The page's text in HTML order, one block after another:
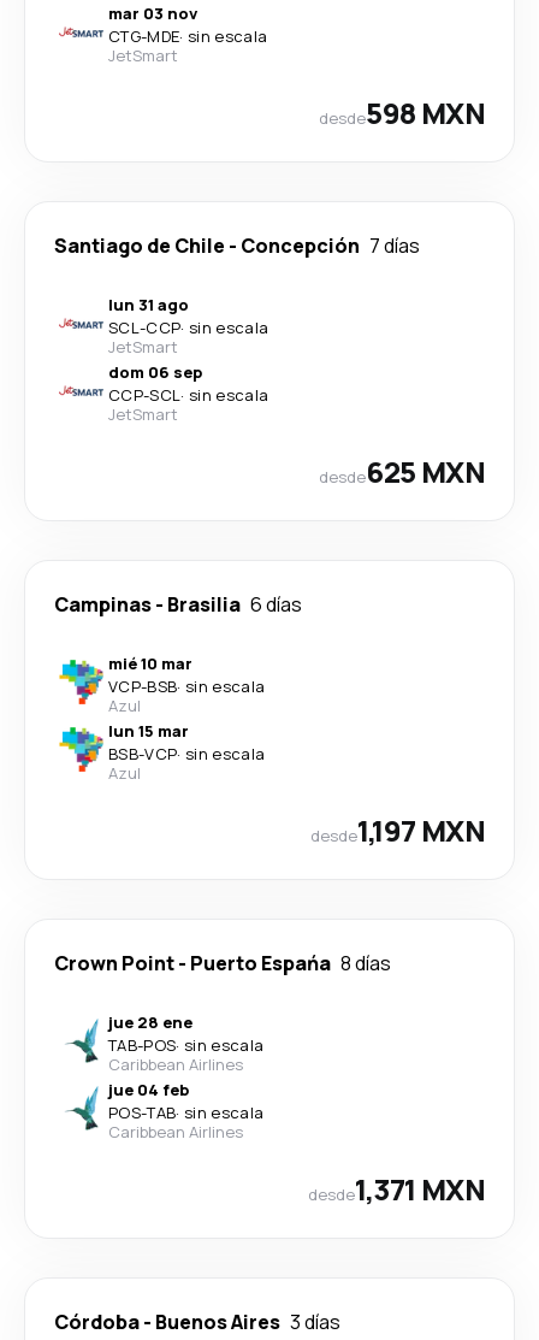
mar 03 nov
CTG-MDE· sin escala
JetSmart
desde598 MXN
Santiago de Chile - Concepción 7 días
lun 31 ago
SCL-CCP· sin escala
JetSmart
dom 06 sep
CCP-SCL· sin escala
JetSmart
desde625 MXN
Campinas- Brasilia 6 días
mié 10 mar
VCP-BSB· sin escala
Azul
lun 15 mar
BSB-VCP· sin escala
Azul
desde1,197 MXN
Crown Point- Puerto Espańa 8 días
jue 28 ene
TAB-POS· sin escala
Caribbean Airlines
jue 04 feb
POS-TAB· sin escala
Caribbean Airlines
desde1,371 MXN
Córdoba- Buenos Aires 3 días